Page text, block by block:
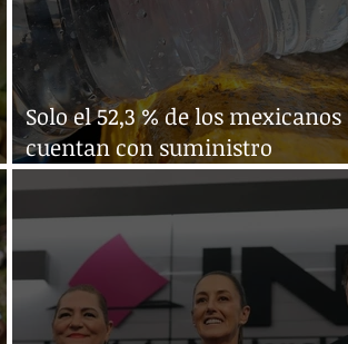
Solo el 52,3 % de los mexicanos
cuentan con suministro
constante de agua potable